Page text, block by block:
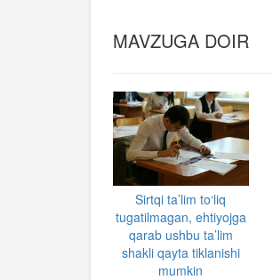
MAVZUGA DOIR
Sirtqi ta’lim to‘liq
tugatilmagan, ehtiyojga
qarab ushbu ta’lim
shakli qayta tiklanishi
mumkin